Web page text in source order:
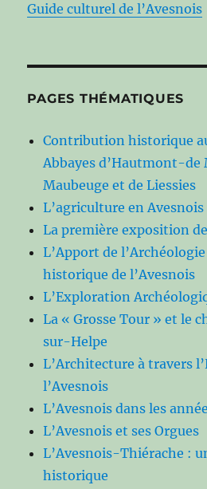
Guide culturel de l’Avesnois
PAGES THÉMATIQUES
Contribution historique
Abbayes d’Hautmont-
Maubeuge et de Liessies
L’agriculture en Avesnois
La première exposition
L’Apport de
historique de l’Avesnois
L’Exploration
La « Grosse Tour » et le
sur-Helpe
L’Architecture à travers
l’Avesnois
L’Avesnois dans les
L’Avesnois et ses Orgues
L’Avesnois-Thiérache :
historique